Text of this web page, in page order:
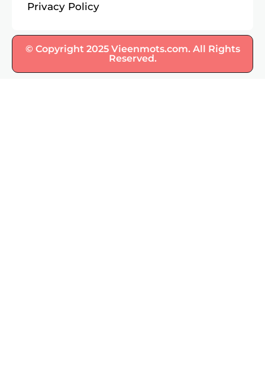
Privacy Policy
© Copyright 2025 Vieenmots.com. All Rights
Reserved.